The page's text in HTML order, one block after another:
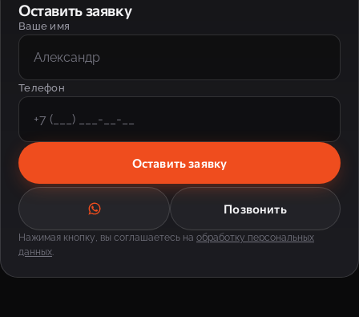
Оставить заявку
Ваше имя
Телефон
Оставить заявку
Позвонить
Нажимая кнопку, вы соглашаетесь на обработку персональных
данных.